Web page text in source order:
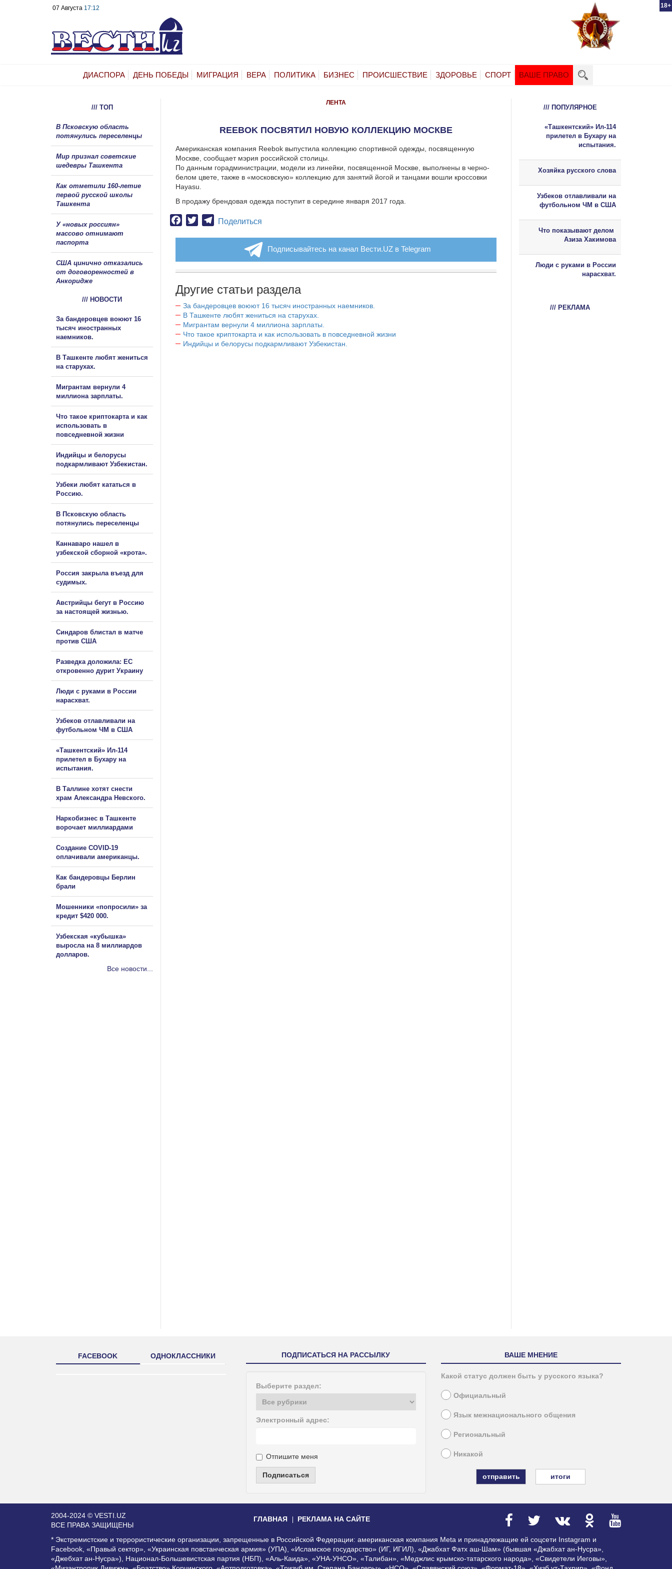
18+
07 Августа 17:12
ДИАСПОРА ДЕНЬ ПОБЕДЫ МИГРАЦИЯ ВЕРА ПОЛИТИКА БИЗНЕС ПРОИСШЕСТВИЕ ЗДОРОВЬЕ СПОРТ ВАШЕ ПРАВО
ЛЕНТА
REEBOK ПОСВЯТИЛ НОВУЮ КОЛЛЕКЦИЮ МОСКВЕ
Американская компания Reebok выпустила коллекцию спортивной одежды, посвященную
Москве, сообщает мэрия российской столицы.
По данным горадминистрации, модели из линейки, посвященной Москве, выполнены в черно-
белом цвете, также в «московскую» коллекцию для занятий йогой и танцами вошли кроссовки
Hayasu.
В продажу брендовая одежда поступит в середине января 2017 года.
Facebook
TwitterTelegram
Поделиться
Подписывайтесь на канал Вести.UZ в Telegram
Другие статьи раздела
За бандеровцев воюют 16 тысяч иностранных наемников.
В Ташкенте любят жениться на старухах.
Мигрантам вернули 4 миллиона зарплаты.
Что такое криптокарта и как использовать в повседневной жизни
Индийцы и белорусы подкармливают Узбекистан.
/// ТОП
В Псковскую область
потянулись переселенцы
Мир признал советские
шедевры Ташкента
Как отметили 160-летие
первой русской школы
Ташкента
У «новых россиян»
массово отнимают
паспорта
США цинично отказались
от договоренностей в
Анкоридже
/// НОВОСТИ
За бандеровцев воюют 16
тысяч иностранных
наемников.
В Ташкенте любят жениться
на старухах.
Мигрантам вернули 4
миллиона зарплаты.
Что такое криптокарта и как
использовать в
повседневной жизни
Индийцы и белорусы
подкармливают Узбекистан.
Узбеки любят кататься в
Россию.
В Псковскую область
потянулись переселенцы
Каннаваро нашел в
узбекской сборной «крота».
Россия закрыла въезд для
судимых.
Австрийцы бегут в Россию
за настоящей жизнью.
Синдаров блистал в матче
против США
Разведка доложила: ЕС
откровенно дурит Украину
Люди с руками в России
нарасхват.
Узбеков отлавливали на
футбольном ЧМ в США
«Ташкентский» Ил-114
прилетел в Бухару на
испытания.
В Таллине хотят снести
храм Александра Невского.
Наркобизнес в Ташкенте
ворочает миллиардами
Создание COVID-19
оплачивали американцы.
Как бандеровцы Берлин
брали
Мошенники «попросили» за
кредит $420 000.
Узбекская «кубышка»
выросла на 8 миллиардов
долларов.
Все новости...
/// ПОПУЛЯРНОЕ
«Ташкентский» Ил-114
прилетел в Бухару на
испытания.
Хозяйка русского слова
Узбеков отлавливали на
футбольном ЧМ в США
Что показывают делом
Азиза Хакимова
Люди с руками в России
нарасхват.
/// РЕКЛАМА
FACEBOOK ОДНОКЛАССНИКИ ПОДПИСАТЬСЯ НА РАССЫЛКУ
Выберите раздел:
Электронный адрес:
Отпишите меня
Подписаться
ВАШЕ МНЕНИЕ
Какой статус должен быть у русского языка?
Официальный
Язык межнационального общения
Региональный
Никакой
итоги
2004-2024 © VESTI.UZ
ВСЕ ПРАВА ЗАЩИЩЕНЫ
ГЛАВНАЯ РЕКЛАМА НА САЙТЕ
* Экстремистские и террористические организации, запрещенные в Российской Федерации: американская компания Meta и принадлежащие ей соцсети Instagram и
Facebook, «Правый сектор», «Украинская повстанческая армия» (УПА), «Исламское государство» (ИГ, ИГИЛ), «Джабхат Фатх аш-Шам» (бывшая «Джабхат ан-Нусра»,
«Джебхат ан-Нусра»), Национал-Большевистская партия (НБП), «Аль-Каида», «УНА-УНСО», «Талибан», «Меджлис крымско-татарского народа», «Свидетели Иеговы»,